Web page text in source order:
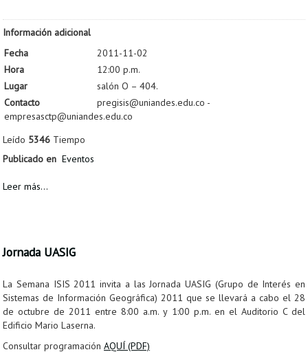
Información adicional
Fecha
2011-11-02
Hora
12:00 p.m.
Lugar
salón O – 404.
Contacto
pregisis@uniandes.edu.co -
empresasctp@uniandes.edu.co
Leído 5346 Tiempo
Publicado en Eventos
Leer más...
Jornada UASIG
La Semana ISIS 2011 invita a las Jornada UASIG (Grupo de Interés en
Sistemas de Información Geográfica) 2011 que se llevará a cabo el 28
de octubre de 2011 entre 8:00 a.m. y 1:00 p.m. en el Auditorio C del
Edificio Mario Laserna.
Consultar programación AQUÍ (PDF)